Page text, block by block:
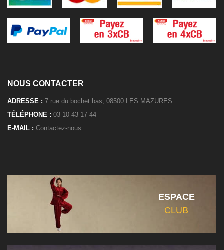
NOUS CONTACTER
ADRESSE : 7 rue du bochet bas, 08500 LES MAZURES
TÉLÉPHONE : 03 10 43 17 44
E-MAIL : Contactez-nous
ESPACE
CLUB